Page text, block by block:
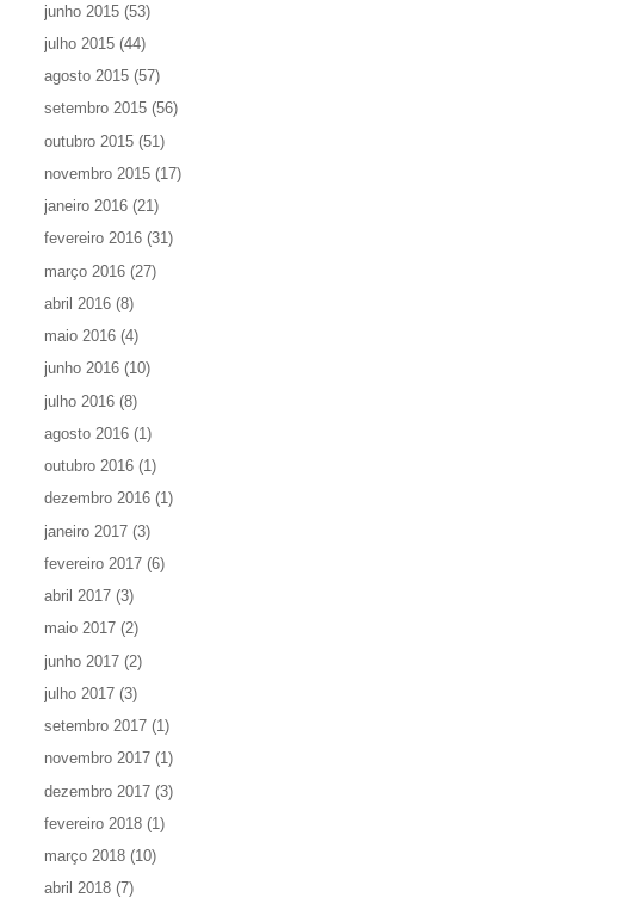
junho 2015 (53)
julho 2015 (44)
agosto 2015 (57)
setembro 2015 (56)
outubro 2015 (51)
novembro 2015 (17)
janeiro 2016 (21)
fevereiro 2016 (31)
março 2016 (27)
abril 2016 (8)
maio 2016 (4)
junho 2016 (10)
julho 2016 (8)
agosto 2016 (1)
outubro 2016 (1)
dezembro 2016 (1)
janeiro 2017 (3)
fevereiro 2017 (6)
abril 2017 (3)
maio 2017 (2)
junho 2017 (2)
julho 2017 (3)
setembro 2017 (1)
novembro 2017 (1)
dezembro 2017 (3)
fevereiro 2018 (1)
março 2018 (10)
abril 2018 (7)